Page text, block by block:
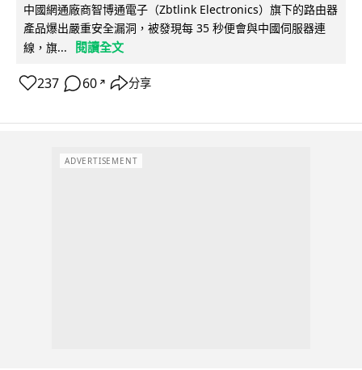
中國網通廠商智博通電子（Zbtlink Electronics）旗下的路由器
產品爆出嚴重安全漏洞，被發現每 35 秒便會與中國伺服器連
線，旗...
閱讀全文
237 60 ↗ 分享
ADVERTISEMENT